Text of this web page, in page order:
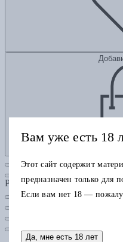
Рубрики
Вам уже есть 18
Этот сайт содержит
предназначен только для
Если вам нет 18 —
Да, мне есть 18 лет